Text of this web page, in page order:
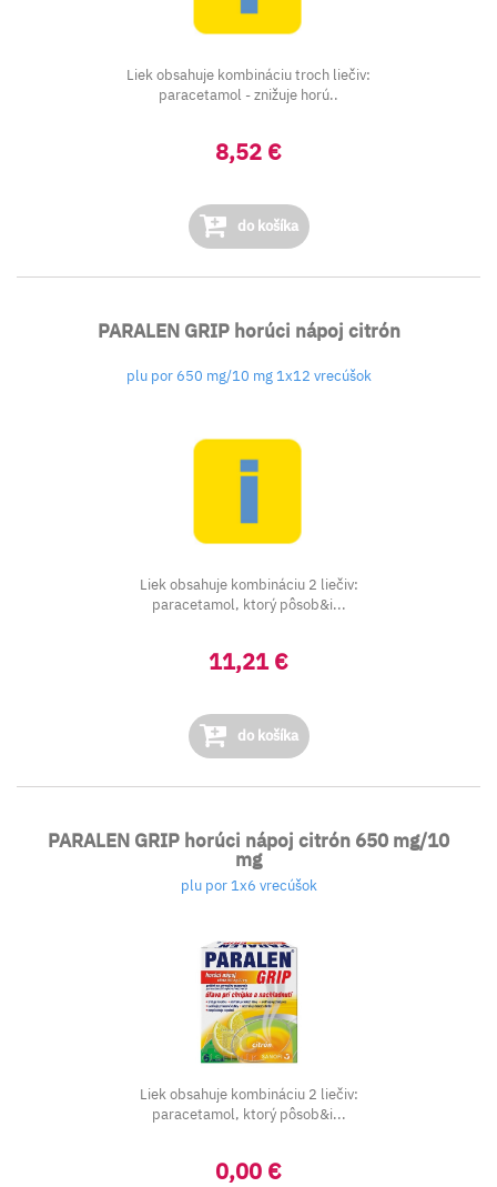
Liek obsahuje kombináciu troch liečiv:
paracetamol - znižuje horú..
8,52 €
do košíka
PARALEN GRIP horúci nápoj citrón
plu por 650 mg/10 mg 1x12 vrecúšok
Liek obsahuje kombináciu 2 liečiv:
paracetamol, ktorý pôsob&i...
11,21 €
do košíka
PARALEN GRIP horúci nápoj citrón 650 mg/10
mg
plu por 1x6 vrecúšok
Liek obsahuje kombináciu 2 liečiv:
paracetamol, ktorý pôsob&i...
0,00 €